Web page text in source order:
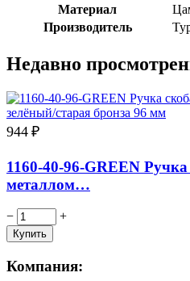
Материал
Производитель
Недавно
944 ₽
1160-40-96-GREEN
металлом…
− +
Компания: